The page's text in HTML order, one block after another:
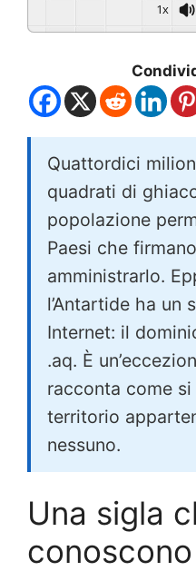
1x
Quattordici
quadrati di
popolazione
Paesi che
amministrarlo.
l’Antartide ha un
Internet: il
.aq. È
racconta come
territorio
nessuno.
Una sigla
conoscono